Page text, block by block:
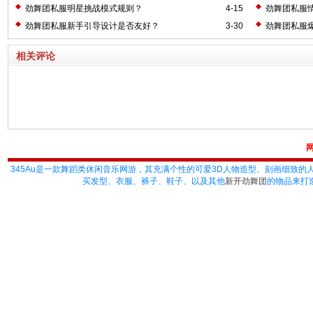
4-15
劲舞团私服明星挑战模式规则？
劲舞团私服
3-30
劲舞团私服新手引导设计是否友好？ 劲舞团私服
相关评论
345Au是一款舞蹈类休闲音乐网游，其充满个性的可爱3D人物造型、刻画细致
买发型、衣服、裤子、鞋子、以及其他新开劲舞团的物品来打